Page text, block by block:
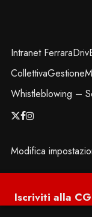
Iscriviti alla
Intranet Ferrara
CollettivaGestione
Whistleblowing –
x- facebook
instagram
Modifica